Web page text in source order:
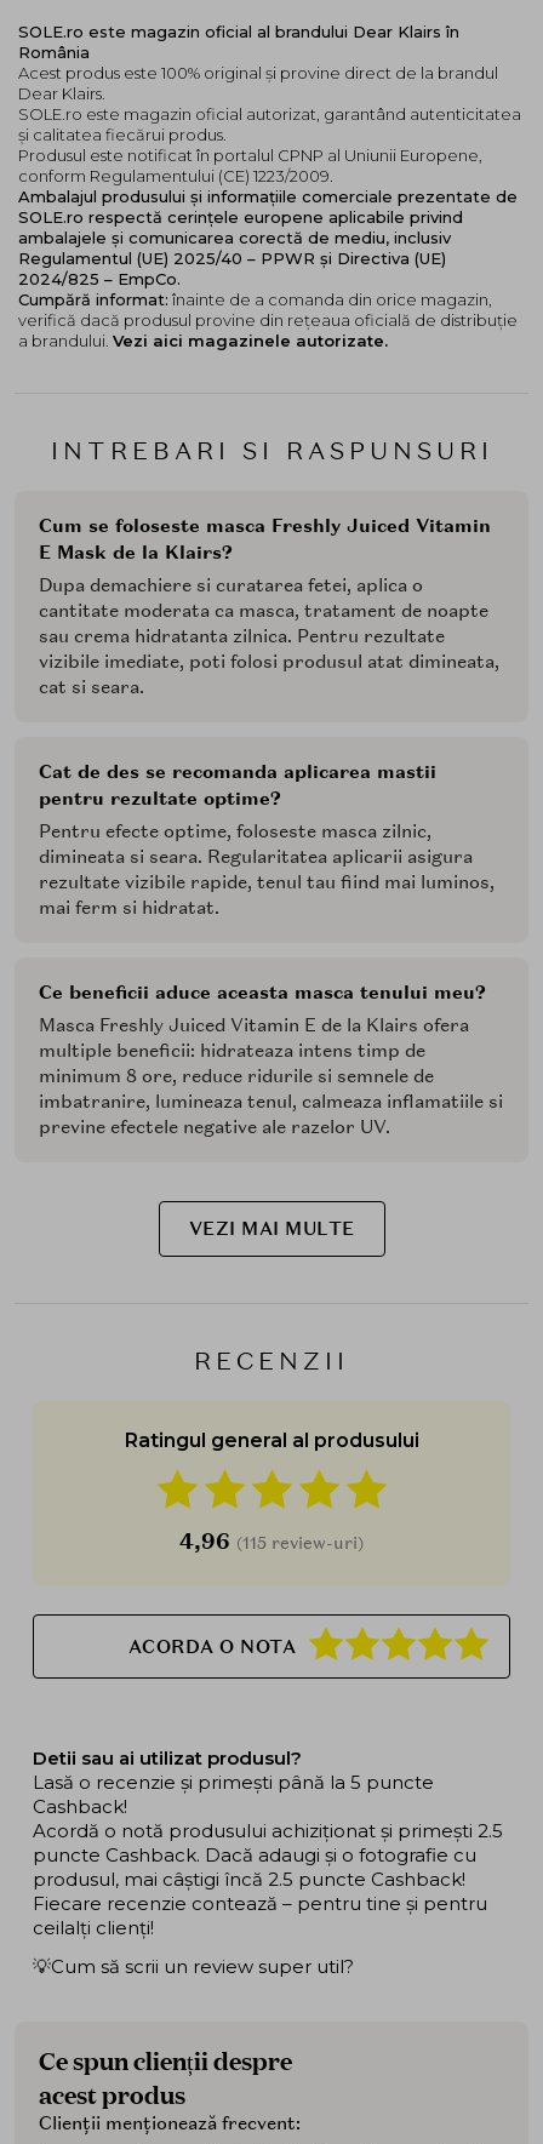
INTREBARI SI RASPUNSURI
Cum se foloseste masca Freshly Juiced Vitamin
E Mask de la Klairs?
Dupa demachiere si curatarea fetei, aplica o
cantitate moderata ca masca, tratament de noapte
sau crema hidratanta zilnica. Pentru rezultate
vizibile imediate, poti folosi produsul atat dimineata,
cat si seara.
Cat de des se recomanda aplicarea mastii
pentru rezultate optime?
Pentru efecte optime, foloseste masca zilnic,
dimineata si seara. Regularitatea aplicarii asigura
rezultate vizibile rapide, tenul tau fiind mai luminos,
mai ferm si hidratat.
Ce beneficii aduce aceasta masca tenului meu?
Masca Freshly Juiced Vitamin E de la Klairs ofera
multiple beneficii: hidrateaza intens timp de
minimum 8 ore, reduce ridurile si semnele de
imbatranire, lumineaza tenul, calmeaza inflamatiile si
previne efectele negative ale razelor UV.
VEZI MAI MULTE
SOLE.ro este magazin oficial al brandului Dear Klairs în
România
Acest produs este 100% original și provine direct de la brandul
Dear Klairs.
SOLE.ro este magazin oficial autorizat, garantând autenticitatea
și calitatea fiecărui produs.
Produsul este notificat în portalul CPNP al Uniunii Europene,
conform Regulamentului (CE) 1223/2009.
Ambalajul produsului și informațiile comerciale prezentate de
SOLE.ro respectă cerințele europene aplicabile privind
ambalajele și comunicarea corectă de mediu, inclusiv
Regulamentul (UE) 2025/40 – PPWR și Directiva (UE)
2024/825 – EmpCo.
Cumpără informat: înainte de a comanda din orice magazin,
verifică dacă produsul provine din rețeaua oficială de distribuție
a brandului. Vezi aici magazinele autorizate.
RECENZII
Ratingul general al produsului
4,96 (115 review-uri)
ACORDA O NOTA
Detii sau ai utilizat produsul?
Lasă o recenzie și primești până la 5 puncte
Cashback!
Acordă o notă produsului achiziționat și primești 2.5
puncte Cashback. Dacă adaugi și o fotografie cu
produsul, mai câștigi încă 2.5 puncte Cashback!
Fiecare recenzie contează – pentru tine și pentru
ceilalți clienți!
💡Cum să scrii un review super util?
Ce spun clienții despre
acest produs
Clienții menționează frecvent: